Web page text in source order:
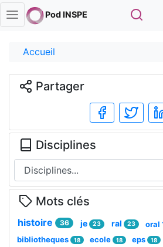
Pod INSPE
Accueil
Partager
Disciplines
Mots clés
histoire 36 je 23 ral 23 oral
bibliotheques 18 ecole 18 eps 18